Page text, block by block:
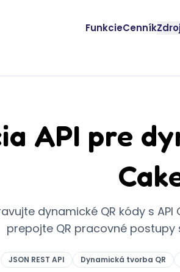
FunkcieCenník
API pre
dynamické QR kódy s API
prepojte QR pracovné
JSON REST API Dynamická tvorba QR